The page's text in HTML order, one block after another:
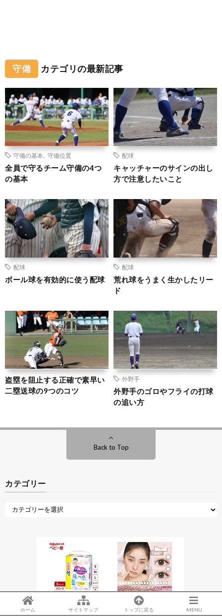
ホーム サイトマップ トップに戻る MENU
守備 カテゴリの最新記事
守備の基本 守備位置
全員で守るチーム守備の4つ
の基本
配球
キャッチャーのサインの出し
方で注意したいこと
配球
ボール球を有効的に使う配球
配球
荒れ球をうまく生かしたリー
ド
盗塁を阻止する正確で素早い
二塁送球の9つのコツ
外野手
外野手のゴロやフライの打球
の追い方
Back to Top
カテゴリー